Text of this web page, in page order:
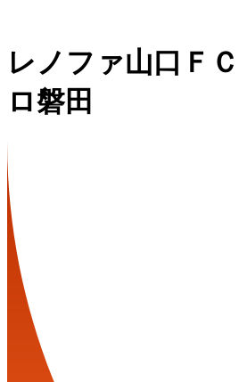
レノファ山口ＦＣ
ロ磐田